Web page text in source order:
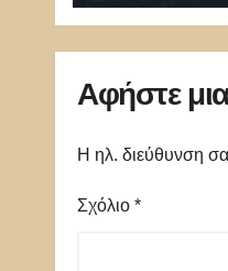
Αφήστε
Η ηλ. διεύθυνση
Σχόλιο *